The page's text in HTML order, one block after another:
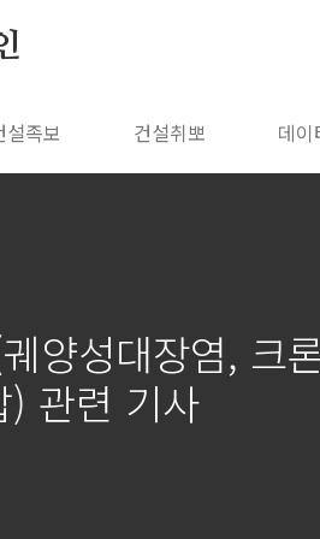
설족보 건설취뽀 데이
양성대장염,
) 관련 기사